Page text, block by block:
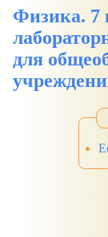
Физика. 7
для